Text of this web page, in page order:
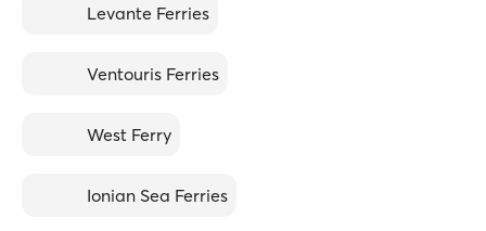
Levante Ferries
Ventouris Ferries
West Ferry
Ionian Sea Ferries